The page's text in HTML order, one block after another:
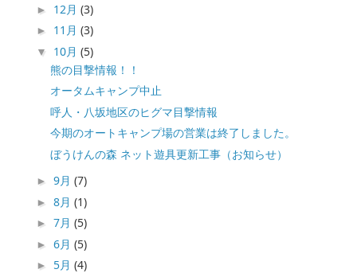
► 12月(3)
► 11月(3)
▼ 10月(5)
熊の目撃情報！！
オータムキャンプ中止
呼人・八坂地区のヒグマ目撃情報
今期のオートキャンプ場の営業は終了しました。
ぼうけんの森 ネット遊具更新工事（お知らせ）
►9月(7)
►8月(1)
►7月(5)
►6月(5)
► 5月(4)